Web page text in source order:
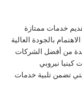
خدمات ممتازة
بالجودة العالية
من أفضل الشركات
كينيا نيروبي
تضمن تلبية خدمات